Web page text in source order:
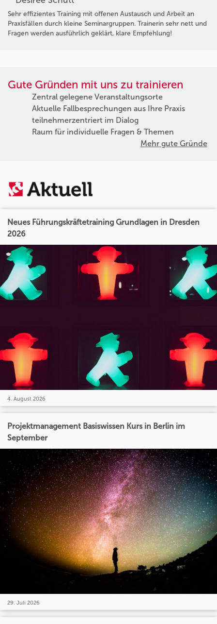
Sehr effizientes Training mit offenen Austausch und Arbeit an
Praxisfällen durch kleine Seminargruppen. Trainerin sehr nett und
Fragen werden ausführlich geklärt, klare Empfehlung!
Gute Gründen mit uns zu trainieren
Zentral gelegene Veranstaltungsorte
Aktuelle Fallbesprechungen aus Ihre Praxis
teilnehmerzentriert im Dialog
Raum für individuelle Fragen & Themen
Mehr gute Gründe
Neues Führungskräftetraining Grundlagen in Dresden
2026
4. August 2026
Projektmanagement Basiswissen Kurs in Berlin im
September
29. Juli 2026